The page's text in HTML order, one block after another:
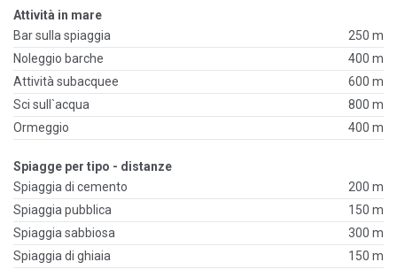
Attività in mare
Bar sulla spiaggia
250 m
Noleggio barche
400 m
Attività subacquee
600 m
Sci sull`acqua
800 m
Ormeggio
400 m
Spiagge per tipo - distanze
Spiaggia di cemento
200 m
Spiaggia pubblica
150 m
Spiaggia sabbiosa
300 m
Spiaggia di ghiaia
150 m